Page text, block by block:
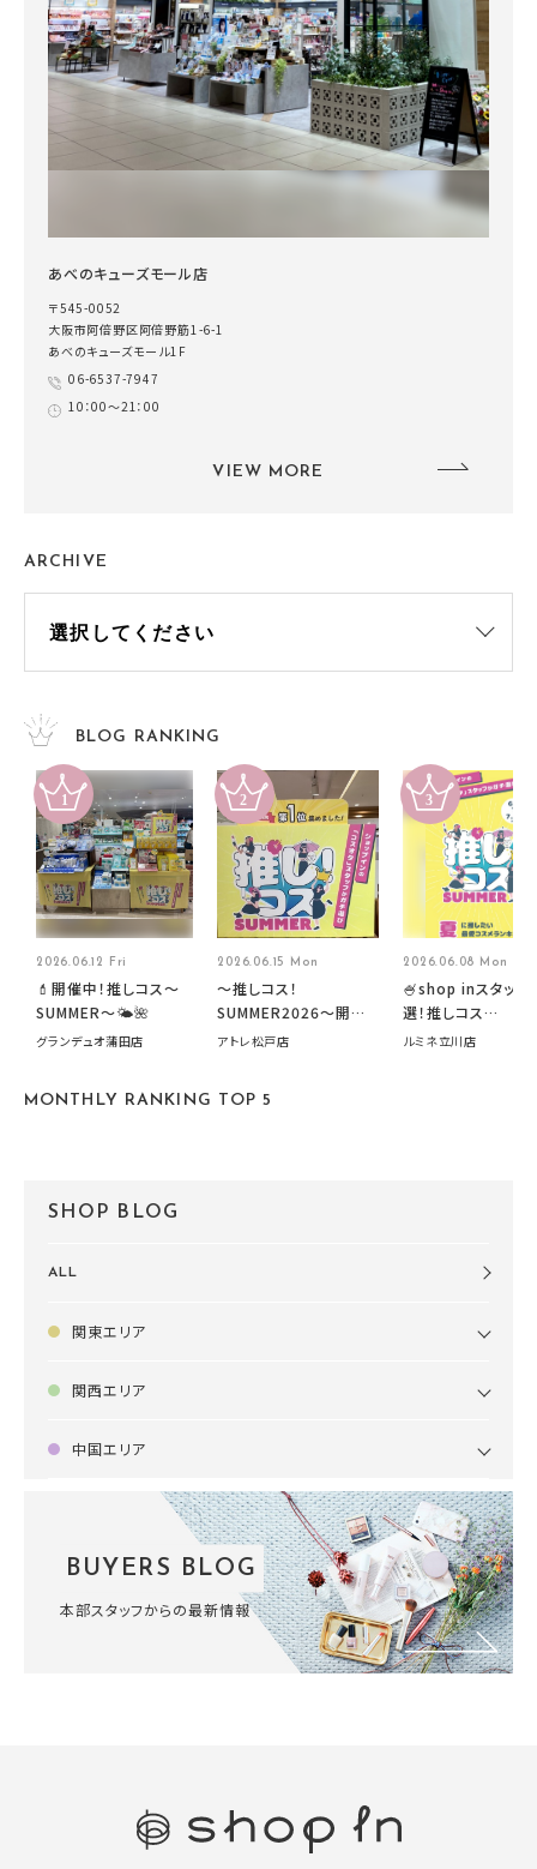
あべのキューズモール店
〒545-0052
大阪市阿倍野区阿倍野筋1-6-1
あべのキューズモール1F
06-6537-7947
10：00～21：00
VIEW MORE
ARCHIVE
BLOG RANKING
2026.06.12 Fri
💄開催中！推しコス〜
SUMMER〜🌤️🌺
グランデュオ蒲田店
2026.06.15 Mon
～推しコス！
SUMMER2026～開催
中です！
アトレ松戸店
2026.06.08 Mon
🍧shop inスタッフ
選！推しコス
summer2026開催
ルミネ立川店
MONTHLY RANKING TOP 5
SHOP BLOG
ALL
関東エリア
関西エリア
中国エリア
BUYERS BLOG
本部スタッフからの最新情報